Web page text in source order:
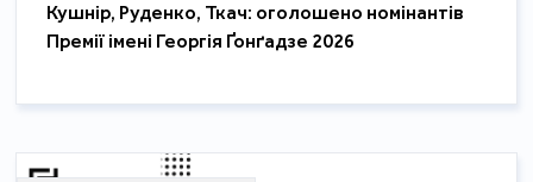
Кушнір, Руденко, Ткач: оголошено номінантів
Премії імені Георгія Ґонґадзе 2026